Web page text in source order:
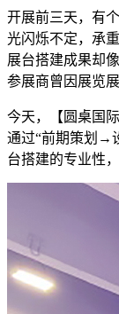
开展前三天，有
光闪烁不定，承
展台搭建成果却
参展商曾因展览
今天，【圆桌国
通过“前期策划→
台搭建的专业性